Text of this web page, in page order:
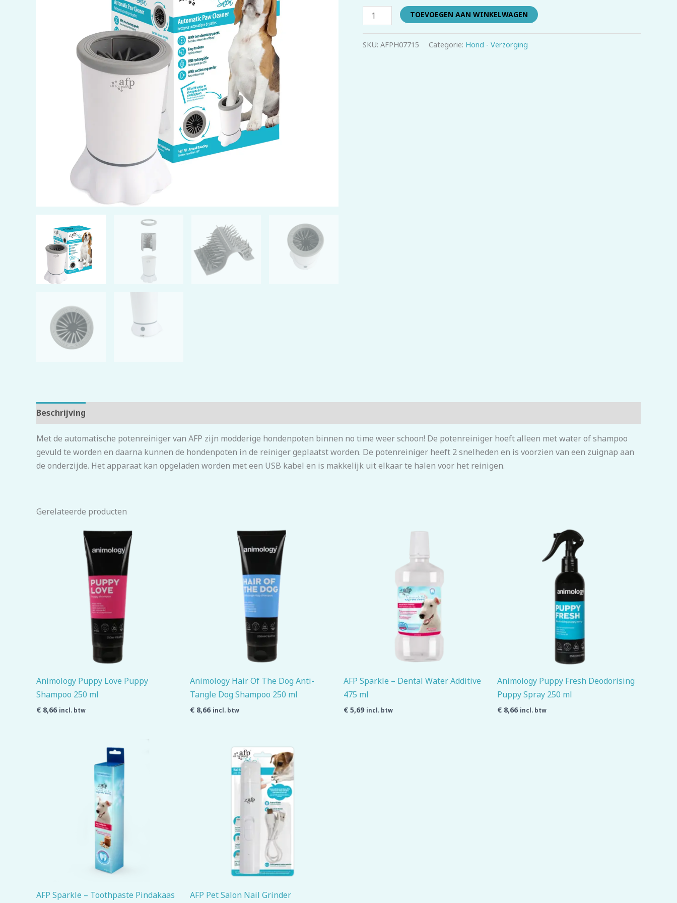
TOEVOEGEN AAN WINKELWAGEN
SKU: AFPH07715 Categorie: Hond - Verzorging
Beschrijving
Met de automatische potenreiniger van AFP zijn modderige hondenpoten binnen no time weer schoon! De potenreiniger hoeft alleen met water of shampoo
gevuld te worden en daarna kunnen de hondenpoten in de reiniger geplaatst worden. De potenreiniger heeft 2 snelheden en is voorzien van een zuignap aan
de onderzijde. Het apparaat kan opgeladen worden met een USB kabel en is makkelijk uit elkaar te halen voor het reinigen.
Gerelateerde producten
Animology Puppy Love Puppy
Shampoo 250 ml
€ 8,66 incl. btw
Animology Hair Of The Dog Anti-
Tangle Dog Shampoo 250 ml
€ 8,66 incl. btw
AFP Sparkle – Dental Water Additive
475 ml
€ 5,69 incl. btw
Animology Puppy Fresh Deodorising
Puppy Spray 250 ml
€ 8,66 incl. btw
AFP Sparkle – Toothpaste Pindakaas AFP Pet Salon Nail Grinder